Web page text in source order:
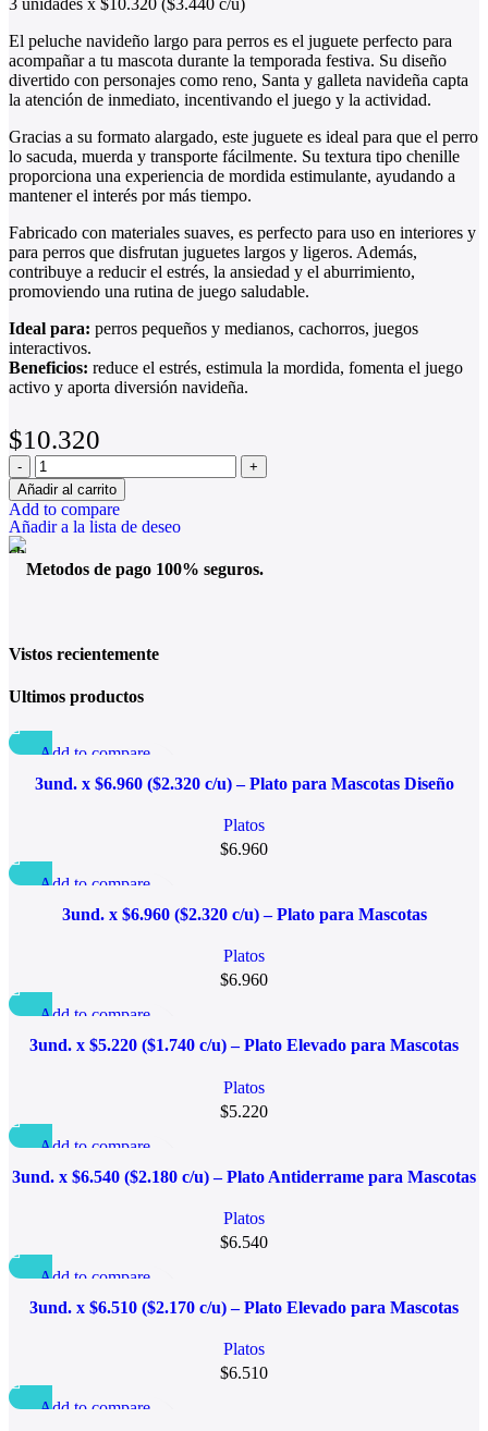
El peluche navideño largo para perros es el juguete perfecto para
acompañar a tu mascota durante la temporada festiva. Su diseño
divertido con personajes como reno, Santa y galleta navideña capta
la atención de inmediato, incentivando el juego y la actividad.
Gracias a su formato alargado, este juguete es ideal para que el perro
lo sacuda, muerda y transporte fácilmente. Su textura tipo chenille
proporciona una experiencia de mordida estimulante, ayudando a
mantener el interés por más tiempo.
Fabricado con materiales suaves, es perfecto para uso en interiores y
para perros que disfrutan juguetes largos y ligeros. Además,
contribuye a reducir el estrés, la ansiedad y el aburrimiento,
promoviendo una rutina de juego saludable.
Ideal para: perros pequeños y medianos, cachorros, juegos
interactivos.
Beneficios: reduce el estrés, estimula la mordida, fomenta el juego
activo y aporta diversión navideña.
$10.320
Añadir al carrito
Add to compare
Añadir a la lista de deseo
Metodos de pago 100% seguros.
Vistos recientemente
Ultimos productos
Add to compare
Quick view
3und. x $6.960 ($2.320 c/u) – Plato para Mascotas Diseño
Platos
$6.960
Add to compare
Quick view
3und. x $6.960 ($2.320 c/u) – Plato para Mascotas
Platos
$6.960
Add to compare
Quick view
3und. x $5.220 ($1.740 c/u) – Plato Elevado para Mascotas
Platos
$5.220
Add to compare
Quick view
3und. x $6.540 ($2.180 c/u) – Plato Antiderrame para Mascotas
Platos
$6.540
Add to compare
Quick view
3und. x $6.510 ($2.170 c/u) – Plato Elevado para Mascotas
Platos
$6.510
Add to compare